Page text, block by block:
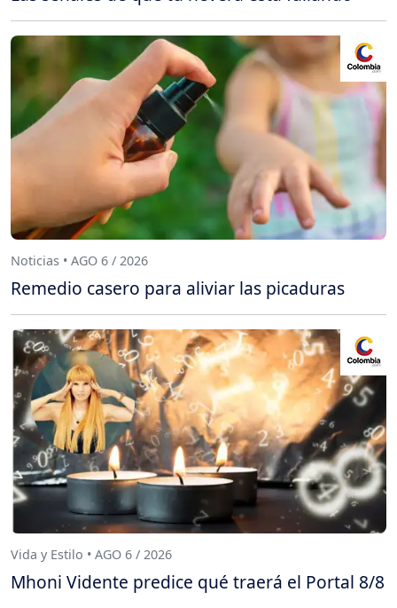
Noticias • AGO 6 / 2026
Remedio casero para aliviar las picaduras
Vida y Estilo • AGO 6 / 2026
Mhoni Vidente predice qué traerá el Portal 8/8